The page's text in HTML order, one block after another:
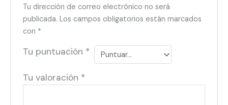
Tu dirección de correo electrónico no será
publicada. Los campos obligatorios están marcados
con *
Tu puntuación *
Tu valoración *